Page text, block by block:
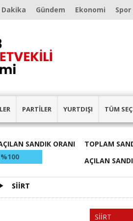
Dakika Gündem Ekonomi Spor
PARTİLER YURTDIŞI TÜM
SANDIK ORANI
%100
TOPLAM
AÇILAN
SİİRT
SİİRT